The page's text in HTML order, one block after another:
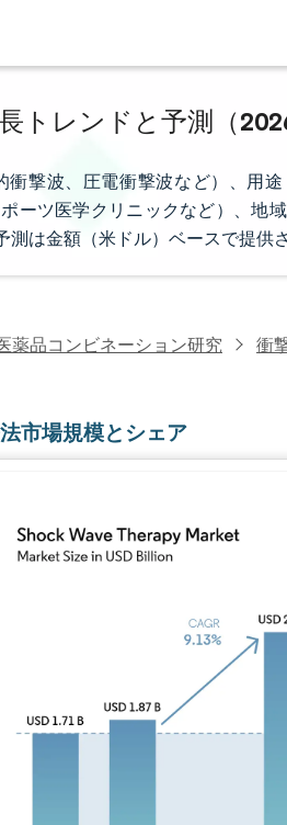
トレンドと予測（
撃波、圧電衝撃波など）、用
ーツ医学クリニックなど）、地
は金額（米ドル）ベースで提供
薬品コンビネーション研究 衝
市場規模とシェア
画像 © Mordor